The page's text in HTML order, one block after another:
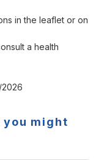
in the leaflet or on
a health
you might